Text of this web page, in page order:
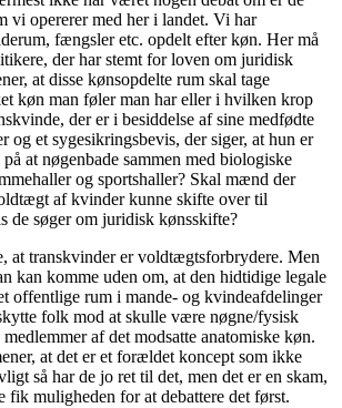
vi opererer med her i landet. Vi har
fængsler etc. opdelt efter køn. Her må
der har stemt for loven om juridisk
at disse kønsopdelte rum skal tage
køn man føler man har eller i hvilken krop
der er i besiddelse af sine medfødte
og et sygesikringsbevis, der siger, at hun er
at nøgenbade sammen med biologiske
og sportshaller? Skal mænd der
af kvinder kunne skifte over til
de søger om juridisk kønsskifte?
at transkvinder er voldtægtsforbrydere. Men
kan komme uden om, at den hidtidige legale
offentlige rum i mande- og kvindeafdelinger
folk mod at skulle være nøgne/fysisk
medlemmer af det modsatte anatomiske køn.
at det er et forældet koncept som ikke
så har de jo ret til det, men det er en skam,
fik muligheden for at debattere det først.